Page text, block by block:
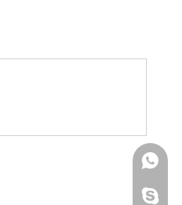
+86-
+86-